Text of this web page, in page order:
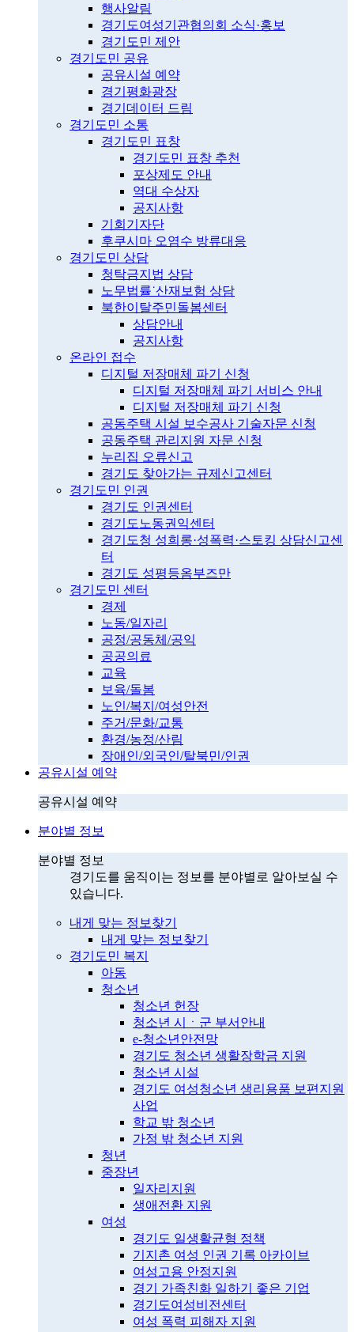
행사알림
경기도여성기관협의회 소식·홍보
경기도민 제안
경기도민 공유
공유시설 예약
경기평화광장
경기데이터 드림
경기도민 소통
경기도민 표창
경기도민 표창 추천
포상제도 안내
역대 수상자
공지사항
기회기자단
후쿠시마 오염수 방류대응
경기도민 상담
청탁금지법 상담
노무법률˙산재보험 상담
북한이탈주민돌봄센터
상담안내
공지사항
온라인 접수
디지털 저장매체 파기 신청
디지털 저장매체 파기 서비스 안내
디지털 저장매체 파기 신청
공동주택 시설 보수공사 기술자문 신청
공동주택 관리지원 자문 신청
누리집 오류신고
경기도 찾아가는 규제신고센터
경기도민 인권
경기도 인권센터
경기도노동권익센터
경기도청 성희롱·성폭력·스토킹 상담신고센
터
경기도 성평등옴부즈만
경기도민 센터
경제
노동/일자리
공정/공동체/공익
공공의료
교육
보육/돌봄
노인/복지/여성안전
주거/문화/교통
환경/농정/산림
장애인/외국인/탈북민/인권
공유시설 예약
공유시설 예약
분야별 정보
분야별 정보
경기도를 움직이는 정보를 분야별로 알아보실 수
있습니다.
내게 맞는 정보찾기
내게 맞는 정보찾기
경기도민 복지
아동
청소년
청소년 헌장
청소년 시ㆍ군 부서안내
e-청소년안전망
경기도 청소년 생활장학금 지원
청소년 시설
경기도 여성청소년 생리용품 보편지원
사업
학교 밖 청소년
가정 밖 청소년 지원
청년
중장년
일자리지원
생애전환 지원
여성
경기도 일생활균형 정책
기지촌 여성 인권 기록 아카이브
여성고용 안정지원
경기 가족친화 일하기 좋은 기업
경기도여성비전센터
여성 폭력 피해자 지원